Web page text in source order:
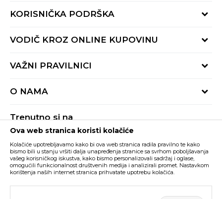
KORISNIČKA PODRŠKA
Provjeri status porudžbine
Radno vrijeme 9-16h
VODIČ KROZ ONLINE KUPOVINU
Načini isporuke
Reklamacije
VAŽNI PRAVILNICI
Pravila Sport&Bonus programa
O NAMA
BUZZ Shopovi
Postani dio BUZZ tima
Trenutno si na
Buzz Crna Gora PROMIJENI
Nastojimo da budemo što precizniji u opisu proizvoda, prikazu slika i samih
cijena, ali ne možemo garantovati da su sve informacije kompletne i bez
grešaka. Svi artikli prikazani na sajtu su dio naše ponude i ne podrazumijeva da
su dostupni u svakom trenutku. Raspoloživost robe možete provjeriti pozivom
Ova web stranica koristi kolačiće
Kolačiće upotrebljavamo kako bi ova web stranica radila pravilno te kako
bismo bili u stanju vršiti dalja unapređenja stranice sa svrhom poboljšavanja
vašeg korisničkog iskustva, kako bismo personalizovali sadržaj i oglase,
omogućili funkcionalnost društvenih medija i analizirali promet. Nastavkom
korištenja naših internet stranica prihvatate upotrebu kolačića.